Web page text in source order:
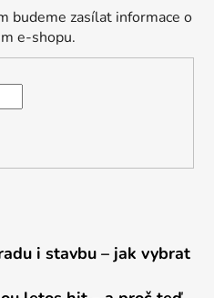
budeme zasílat informace o
e-shopu.
i stavbu – jak vybrat